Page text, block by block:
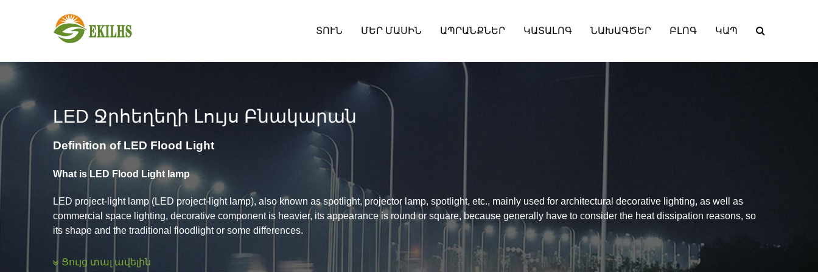
ՏՈՒՆ ՄԵՐ ՄԱՍԻՆ ԱՊՐԱՆՔՆԵՐ ԿԱՏԱԼՈԳ ՆԱԽԱԳԾԵՐ ԲԼՈԳ ԿԱՊ
LED Ջրհեղեղի Լույս Բնակարան
Definition of LED Flood Light
What is LED Flood Light lamp
LED project-light lamp (LED project-light lamp), also known as spotlight, projector lamp, spotlight, etc., mainly used for architectural decorative lighting, as well as
commercial space lighting, decorative component is heavier, its appearance is round or square, because generally have to consider the heat dissipation reasons, so
its shape and the traditional floodlight or some differences.
English Name: LED Floodlight
Ցույց տալ ավելին